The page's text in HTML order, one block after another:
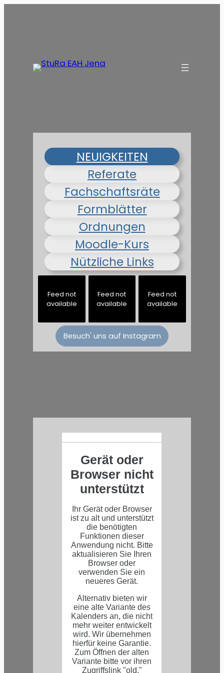
NEUIGKEITEN
Referate
Fachschaftsräte
Formblätter
Ordnungen
Moodle-Kurs
Nützliche Links
Feed not
available
Feed not
available
Feed not
available
Besuch' uns auf Instagram